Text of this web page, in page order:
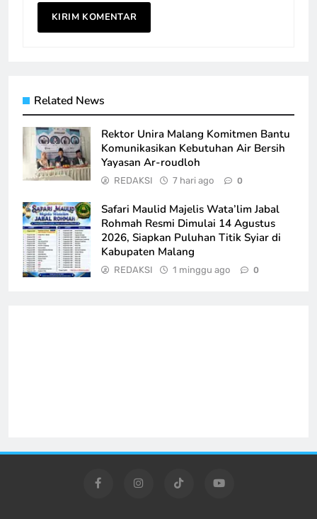
Related News
Rektor Unira Malang Komitmen Bantu
Komunikasikan Kebutuhan Air Bersih
Yayasan Ar-roudloh
REDAKSI 7 hari ago 0
Safari Maulid Majelis Wata’lim Jabal
Rohmah Resmi Dimulai 14 Agustus
2026, Siapkan Puluhan Titik Syiar di
Kabupaten Malang
REDAKSI 1 minggu ago 0